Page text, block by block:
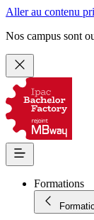
Aller au contenu
Nos campus sont
Formations